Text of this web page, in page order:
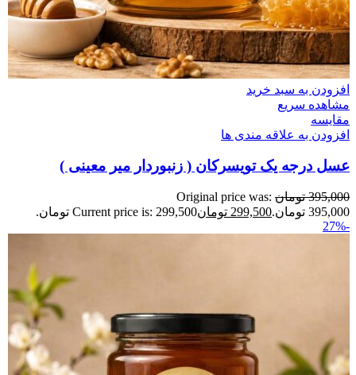
افزودن به سبد خرید
مشاهده سریع
مقایسه
افزودن به علاقه مندی ها
عسل درجه یک تویسرکان ( زنبوردار میر معینی )
395,000 تومان Original price was:
395,000 تومان.
299,500 تومانCurrent price is: 299,500 تومان.
-27%